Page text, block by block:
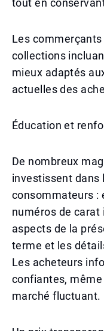
tout en
Les
collections
mieux adaptés
actuelles des
Éducation et
De nombreux
investissent dans
consommateurs :
numéros de carat
aspects de la
terme et les
Les acheteurs
confiantes,
marché fluctuant.